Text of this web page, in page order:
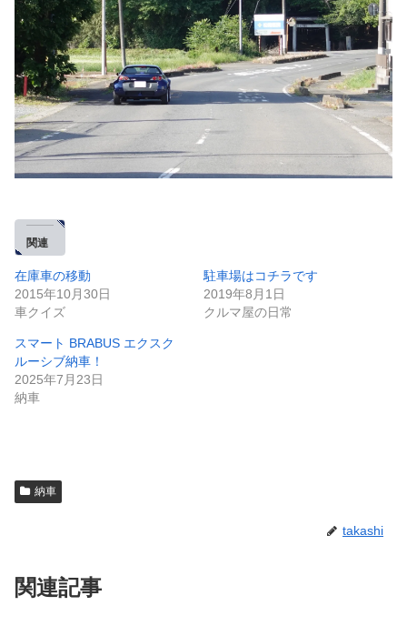
関連
在庫車の移動
2015年10月30日
車クイズ
駐車場はコチラです
2019年8月1日
クルマ屋の日常
スマート BRABUS エクスク
ルーシブ納車！
2025年7月23日
納車
納車
takashi
関連記事